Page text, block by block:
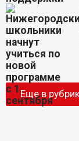
Еще в